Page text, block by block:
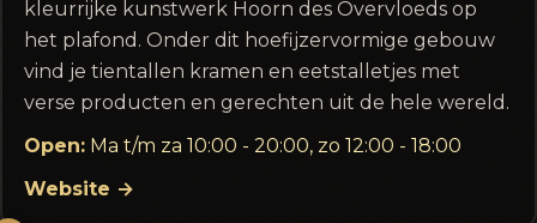
kleurrijke kunstwerk Hoorn des Overvloeds op
het plafond. Onder dit hoefijzervormige gebouw
vind je tientallen kramen en eetstalletjes met
verse producten en gerechten uit de hele wereld.
Open:Ma t/m za 10:00 - 20:00, zo 12:00 - 18:00
Website →